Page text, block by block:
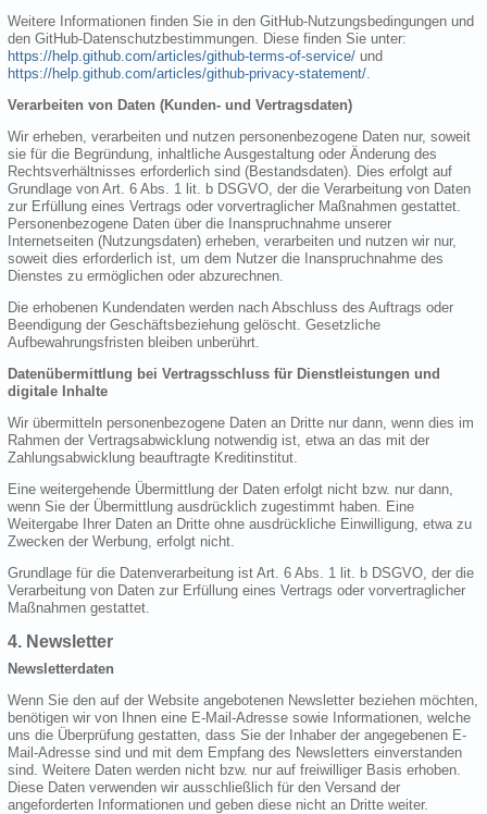
Weitere Informationen finden Sie in den GitHub-Nutzungsbedingungen und
den GitHub-Datenschutzbestimmungen. Diese finden Sie unter:
https://help.github.com/articles/github-terms-of-service/ und
https://help.github.com/articles/github-privacy-statement/.
Verarbeiten von Daten (Kunden- und Vertragsdaten)
Wir erheben, verarbeiten und nutzen personenbezogene Daten nur, soweit
sie für die Begründung, inhaltliche Ausgestaltung oder Änderung des
Rechtsverhältnisses erforderlich sind (Bestandsdaten). Dies erfolgt auf
Grundlage von Art. 6 Abs. 1 lit. b DSGVO, der die Verarbeitung von Daten
zur Erfüllung eines Vertrags oder vorvertraglicher Maßnahmen gestattet.
Personenbezogene Daten über die Inanspruchnahme unserer
Internetseiten (Nutzungsdaten) erheben, verarbeiten und nutzen wir nur,
soweit dies erforderlich ist, um dem Nutzer die Inanspruchnahme des
Dienstes zu ermöglichen oder abzurechnen.
Die erhobenen Kundendaten werden nach Abschluss des Auftrags oder
Beendigung der Geschäftsbeziehung gelöscht. Gesetzliche
Aufbewahrungsfristen bleiben unberührt.
Datenübermittlung bei Vertragsschluss für Dienstleistungen und
digitale Inhalte
Wir übermitteln personenbezogene Daten an Dritte nur dann, wenn dies im
Rahmen der Vertragsabwicklung notwendig ist, etwa an das mit der
Zahlungsabwicklung beauftragte Kreditinstitut.
Eine weitergehende Übermittlung der Daten erfolgt nicht bzw. nur dann,
wenn Sie der Übermittlung ausdrücklich zugestimmt haben. Eine
Weitergabe Ihrer Daten an Dritte ohne ausdrückliche Einwilligung, etwa zu
Zwecken der Werbung, erfolgt nicht.
Grundlage für die Datenverarbeitung ist Art. 6 Abs. 1 lit. b DSGVO, der die
Verarbeitung von Daten zur Erfüllung eines Vertrags oder vorvertraglicher
Maßnahmen gestattet.
4. Newsletter
Newsletterdaten
Wenn Sie den auf der Website angebotenen Newsletter beziehen möchten,
benötigen wir von Ihnen eine E-Mail-Adresse sowie Informationen, welche
uns die Überprüfung gestatten, dass Sie der Inhaber der angegebenen E-
Mail-Adresse sind und mit dem Empfang des Newsletters einverstanden
sind. Weitere Daten werden nicht bzw. nur auf freiwilliger Basis erhoben.
Diese Daten verwenden wir ausschließlich für den Versand der
angeforderten Informationen und geben diese nicht an Dritte weiter.